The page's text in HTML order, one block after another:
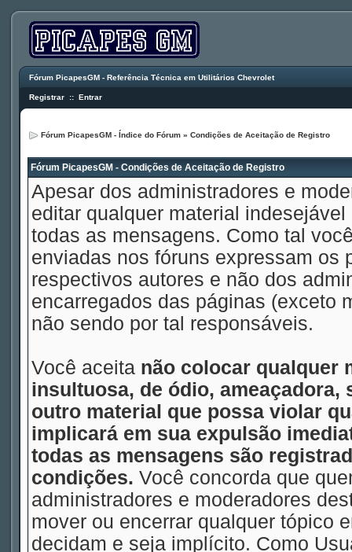
Fórum PicapesGM - Referência Técnica em Utilitários Chevrolet
Registrar :: Entrar
Fórum PicapesGM - Índice do Fórum » Condições de Aceitação de Registro
Fórum PicapesGM - Condições de Aceitação de Registro
Apesar dos administradores e
editar qualquer material
todas as mensagens. Como tal
enviadas nos fóruns expressam os
respectivos autores e não dos
encarregados das páginas (exceto
não sendo por tal responsáveis.
Você aceita não colocar qualquer
insultuosa, de ódio,
outro material que possa violar
implicará em sua expulsão
todas as mensagens são
condições. Você concorda que
administradores e moderadores
mover ou encerrar qualquer tópico
decidam e seja implícito. Como